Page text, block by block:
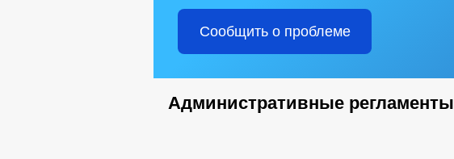
Сообщить о проблеме
Административные регламенты